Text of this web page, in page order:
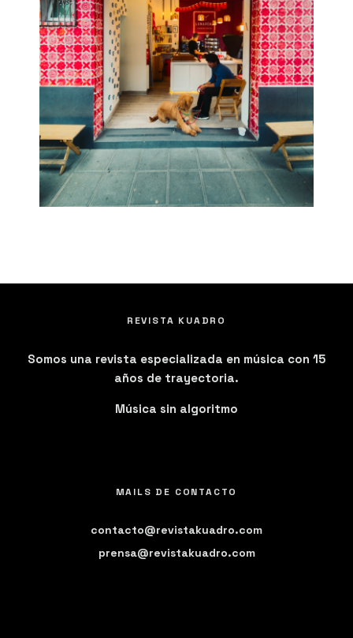
REVISTA KUADRO
Somos una revista especializada en música con 15
años de trayectoria.
Música sin algoritmo
MAILS DE CONTACTO
contacto@revistakuadro.com
prensa@revistakuadro.com